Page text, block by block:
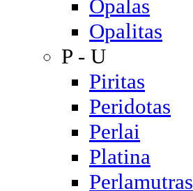
Opalas
Opalitas
P - U
Piritas
Peridotas
Perlai
Platina
Perlamutras